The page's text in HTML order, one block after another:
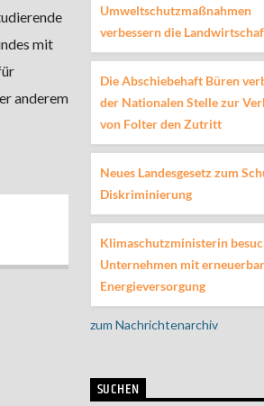
mit
anderem
Umweltschutzmaßnahmen
verbessern die
Die Abschiebehaft Büren
der Nationalen Stelle zur
von Folter den Zutritt
Neues Landesgesetz zum
Diskriminierung
Klimaschutzministerin
Unternehmen mit
Energieversorgung
zum Nachrichtenarchiv
SUCHEN